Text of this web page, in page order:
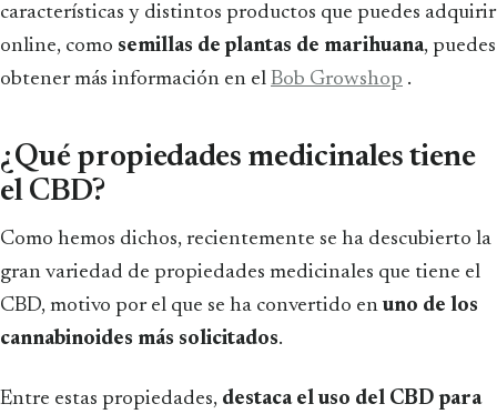
características y distintos productos que puedes adquirir
online, como semillas de plantas de marihuana, puedes
obtener más información en el Bob Growshop .
¿Qué propiedades medicinales tiene
el CBD?
Como hemos dichos, recientemente se ha descubierto la
gran variedad de propiedades medicinales que tiene el
CBD, motivo por el que se ha convertido enuno de los
cannabinoides más solicitados.
Entre estas propiedades, destaca el uso del CBD para